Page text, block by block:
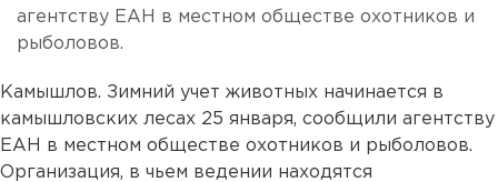
агентству ЕАН в местном обществе охотников и
рыболовов.
Камышлов. Зимний учет животных начинается в
камышловских лесах 25 января, сообщили агентству
ЕАН в местном обществе охотников и рыболовов.
Организация, в чьем ведении находятся